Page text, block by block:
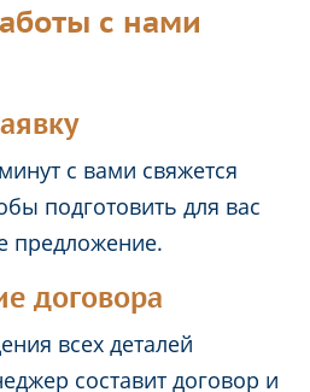
с нами
с вами свяжется
подготовить для вас
предложение.
договора
всех деталей
составит договор и